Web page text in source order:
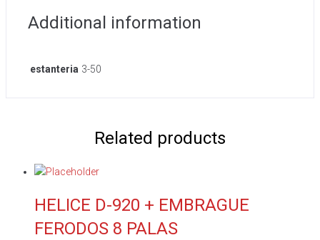
Additional information
estanteria 3-50
Related products
HELICE D-920 + EMBRAGUE
FERODOS 8 PALAS